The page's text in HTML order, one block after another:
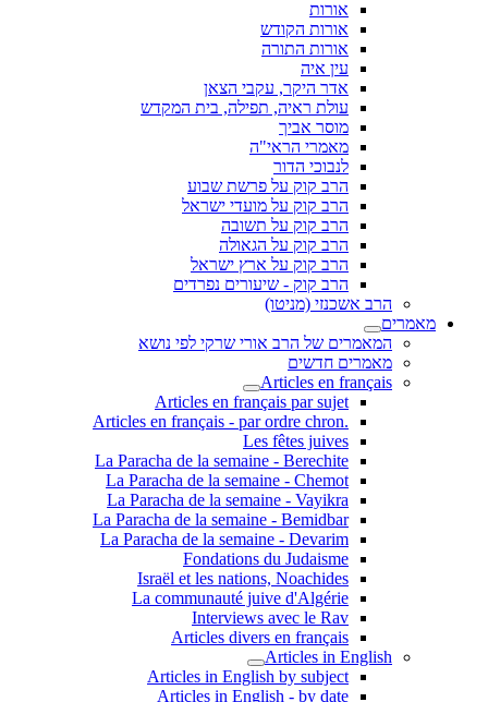
אורות
אורות הקודש
אורות התורה
עין איה
אדר היקר, עקבי הצאן
עולת ראיה, תפילה, בית המקדש
מוסר אביך
מאמרי הראי"ה
לנבוכי הדור
הרב קוק על פרשת שבוע
הרב קוק על מועדי ישראל
הרב קוק על תשובה
הרב קוק על הגאולה
הרב קוק על ארץ ישראל
הרב קוק - שיעורים נפרדים
הרב אשכנזי (מניטו)
מאמרים
המאמרים של הרב אורי שרקי לפי נושא
מאמרים חדשים
Articles en français
Articles en français par sujet
.Articles en français - par ordre chron
Les fêtes juives
La Paracha de la semaine - Berechite
La Paracha de la semaine - Chemot
La Paracha de la semaine - Vayikra
La Paracha de la semaine - Bemidbar
La Paracha de la semaine - Devarim
Fondations du Judaisme
Israël et les nations, Noachides
La communauté juive d'Algérie
Interviews avec le Rav
Articles divers en français
Articles in English
Articles in English by subject
Articles in English - by date